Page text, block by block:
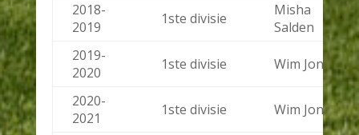
2018-
2019
1ste divisie
Misha
Salden
2019-
2020
1ste divisie Wim Jonk
2020-
2021
1ste divisie Wim Jonk